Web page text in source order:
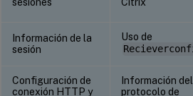
Información de la
sesión
Uso de
Configuración de
conexión HTTP y
Información del
protocolo de